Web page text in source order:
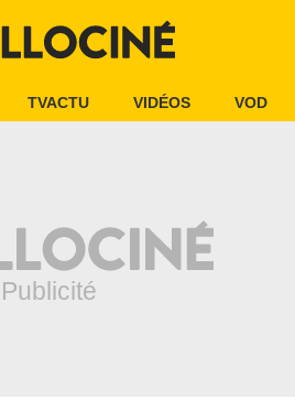
TVACTU VIDÉOS VOD